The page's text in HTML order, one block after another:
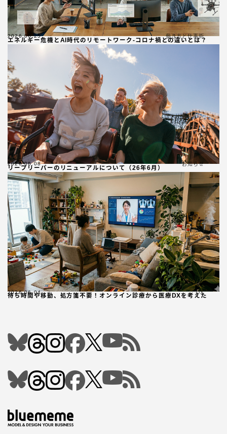
エネルギー危機とAI時代のリモートワーク-コロナ禍との違いとは？
2026.06.25 働き方と仕事術
リープリーパーのリニューアルについて（26年6月）
2026.06.08 お知らせ
待ち時間や移動、処方箋不要！オンライン診療から医療DXを考えた
2026.06.04 DX